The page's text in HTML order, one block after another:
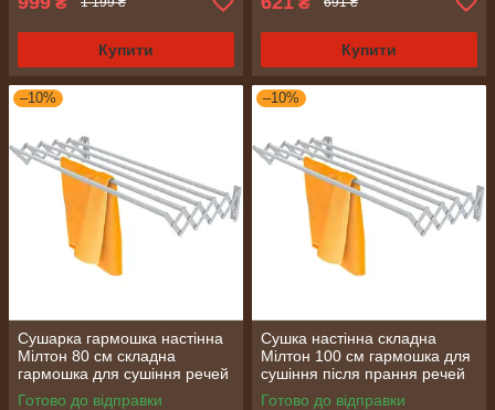
Купити Купити
–10%
Сушарка гармошка настінна
Мілтон 80 см складна
гармошка для сушіння речей
у ванній та на балконі
Готово до відправки
–10%
Сушка настінна складна
Мілтон 100 см гармошка для
сушіння після прання речей
Готово до відправки